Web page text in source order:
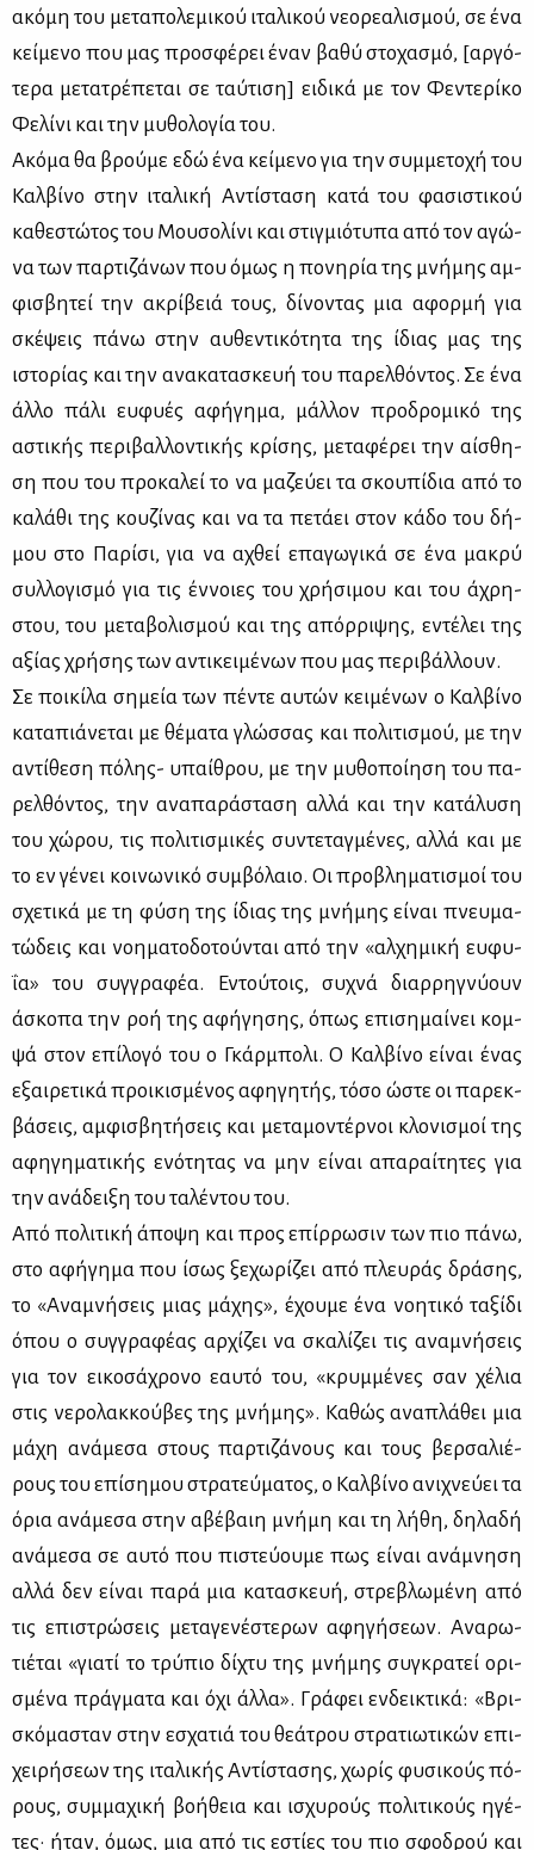
ακό­μη του με­τα­πο­λε­μι­κού ιτα­λι­κού νε­ο­ρε­α­λι­σμού, σε ένα
κεί­με­νο που μας προ­σφέ­ρει έναν βα­θύ στο­χα­σμό, [αρ­γό­
τε­ρα με­τα­τρέ­πε­ται σε ταύ­τι­ση] ει­δι­κά με τον Φε­ντε­ρί­κο
Φε­λί­νι και την μυ­θο­λο­γία του.
Ακό­μα θα βρού­με εδώ ένα κεί­με­νο για την συμ­με­το­χή του
Καλ­βί­νο στην ιτα­λι­κή Αντί­στα­ση κα­τά του φα­σι­στι­κού
κα­θε­στώ­τος του Μου­σο­λί­νι και στιγ­μιό­τυ­πα από τον αγώ­
να των παρ­τι­ζά­νων που όμως η πο­νη­ρία της μνή­μης αμ­
φι­σβη­τεί την ακρί­βειά τους, δί­νο­ντας μια αφορ­μή για
σκέ­ψεις πά­νω στην αυ­θε­ντι­κό­τη­τα της ίδιας μας της
ιστο­ρί­ας και την ανα­κα­τα­σκευή του πα­ρελ­θό­ντος. Σε ένα
άλ­λο πά­λι ευ­φυ­ές αφή­γη­μα, μάλ­λον προ­δρο­μι­κό της
αστι­κής πε­ρι­βαλ­λο­ντι­κής κρί­σης, με­τα­φέ­ρει την αί­σθη­
ση που του προ­κα­λεί το να μα­ζεύ­ει τα σκου­πί­δια από το
κα­λά­θι της κου­ζί­νας και να τα πε­τά­ει στον κά­δο του δή­
μου στο Πα­ρί­σι, για να αχθεί επα­γω­γι­κά σε ένα μα­κρύ
συλ­λο­γι­σμό για τις έν­νοιες του χρή­σι­μου και του άχρη­
στου, του με­τα­βο­λι­σμού και της απόρ­ρι­ψης, εντέ­λει της
αξί­ας χρή­σης των αντι­κει­μέ­νων που μας πε­ρι­βάλ­λουν.
Σε ποι­κί­λα ση­μεία των πέ­ντε αυ­τών κει­μέ­νων ο Καλ­βί­νο
κα­τα­πιά­νε­ται με θέ­μα­τα γλώσ­σας και πο­λι­τι­σμού, με την
αντί­θε­ση πό­λης- υπαί­θρου, με την μυ­θο­ποί­η­ση του πα­
ρελ­θό­ντος, την ανα­πα­ρά­στα­ση αλ­λά και την κα­τά­λυ­ση
του χώ­ρου, τις πο­λι­τι­σμι­κές συ­ντε­ταγ­μέ­νες, αλ­λά και με
το εν γέ­νει κοι­νω­νι­κό συμ­βό­λαιο. Οι προ­βλη­μα­τι­σμοί του
σχε­τι­κά με τη φύ­ση της ίδιας της μνή­μης εί­ναι πνευ­μα­
τώ­δεις και νοη­μα­το­δο­τού­νται από την «αλ­χη­μι­κή ευ­φυ­
ΐα» του συγ­γρα­φέα. Εντού­τοις, συ­χνά διαρ­ρη­γνύ­ουν
άσκο­πα την ροή της αφή­γη­σης, όπως επι­ση­μαί­νει κομ­
ψά στον επί­λο­γό του ο Γκάρ­μπο­λι. Ο Καλ­βί­νο εί­ναι ένας
εξαι­ρε­τι­κά προι­κι­σμέ­νος αφη­γη­τής, τό­σο ώστε οι πα­ρεκ­
βά­σεις, αμ­φι­σβη­τή­σεις και με­τα­μο­ντέρ­νοι κλο­νι­σμοί της
αφη­γη­μα­τι­κής ενό­τη­τας να μην εί­ναι απα­ραί­τη­τες για
την ανά­δει­ξη του τα­λέ­ντου του.
Από πο­λι­τι­κή άπο­ψη και προς επίρ­ρω­σιν των πιο πά­νω,
στο αφή­γη­μα που ίσως ξε­χω­ρί­ζει από πλευ­ράς δρά­σης,
το «Ανα­μνή­σεις μιας μά­χης», έχου­με ένα νοη­τι­κό τα­ξί­δι
όπου ο συγ­γρα­φέ­ας αρ­χί­ζει να σκα­λί­ζει τις ανα­μνή­σεις
για τον ει­κο­σά­χρο­νο εαυ­τό του, «κρυμ­μέ­νες σαν χέ­λια
στις νε­ρο­λακ­κού­βες της μνή­μης». Κα­θώς ανα­πλά­θει μια
μά­χη ανά­με­σα στους παρ­τι­ζά­νους και τους βερ­σα­λιέ­
ρους του επί­ση­μου στρα­τεύ­μα­τος, ο Καλ­βί­νο ανι­χνεύ­ει τα
όρια ανά­με­σα στην αβέ­βαιη μνή­μη και τη λή­θη, δη­λα­δή
ανά­με­σα σε αυ­τό που πι­στεύ­ου­με πως εί­ναι ανά­μνη­ση
αλ­λά δεν εί­ναι πα­ρά μια κα­τα­σκευή, στρε­βλω­μέ­νη από
τις επι­στρώ­σεις με­τα­γε­νέ­στε­ρων αφη­γή­σε­ων. Ανα­ρω­
τιέ­ται «για­τί το τρύ­πιο δί­χτυ της μνή­μης συ­γκρα­τεί ορι­
σμέ­να πράγ­μα­τα και όχι άλ­λα». Γρά­φει εν­δει­κτι­κά: «Βρι­
σκό­μα­σταν στην εσχα­τιά του θε­ά­τρου στρα­τιω­τι­κών επι­
χει­ρή­σε­ων της ιτα­λι­κής Αντί­στα­σης, χω­ρίς φυ­σι­κούς πό­
ρους, συμ­μα­χι­κή βο­ή­θεια και ισχυ­ρούς πο­λι­τι­κούς ηγέ­
τες· ήταν, όμως, μια από τις εστί­ες του πιο σφο­δρού και